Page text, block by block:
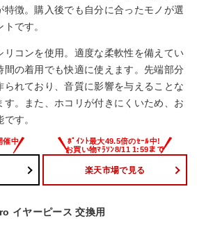
特徴。購入後でも自分に合ったモノが選
です。
リコンを使用。適度な柔軟性を備えてい
間の着用でも快適に使えます。先端部分
られており、音質に影響を与えることな
す。また、ホコリが付きにくいため、お
す。
楽天市場で見る
イヤーピース 交換用